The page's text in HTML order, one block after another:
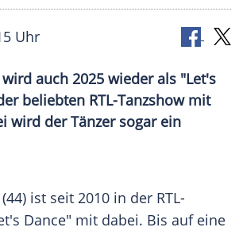
Uhr
auch 2025 wieder als "Let's
beliebten RTL-Tanzshow mit
wird der Tänzer sogar ein
ist seit 2010 in der RTL-
Dance" mit dabei. Bis auf eine